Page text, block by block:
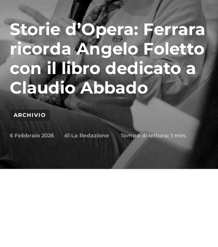
Storie d’Opera: Ferrara
ricorda Angelo Foletto
con il libro dedicato a
Claudio Abbado
ARCHIVIO
6 Febbraio 2026 di La Redazione Tempo di lettura: 1 min.